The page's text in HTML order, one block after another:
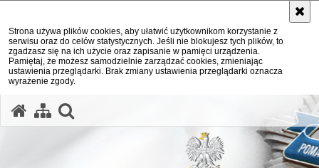
Strona używa plików cookies, aby ułatwić użytkownikom korzystanie z
serwisu oraz do celów statystycznych. Jeśli nie blokujesz tych plików, to
zgadzasz się na ich użycie oraz zapisanie w pamięci urządzenia.
Pamiętaj, że możesz samodzielnie zarządzać cookies, zmieniając
ustawienia przeglądarki. Brak zmiany ustawienia przeglądarki oznacza
wyrażenie zgody.